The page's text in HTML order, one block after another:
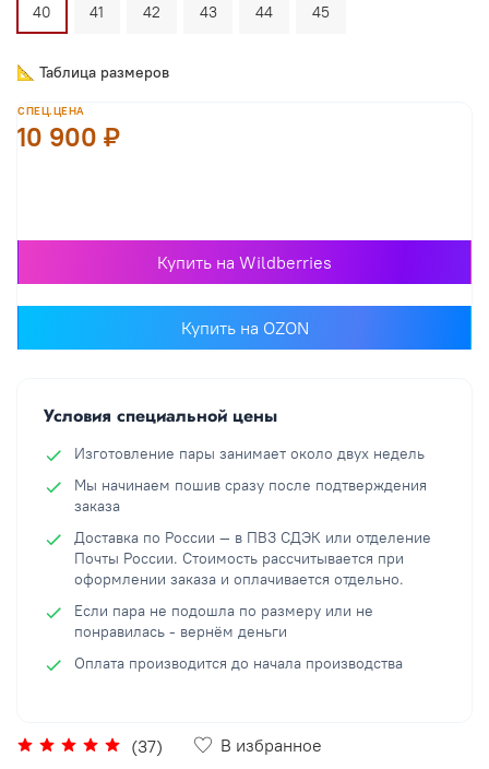
(37)
В избранное
40 41 42 43 44 45
📐 Таблица размеров
СПЕЦ.ЦЕНА
10 900 ₽
Купить на Wildberries
Купить на OZON
Условия специальной цены
Изготовление пары занимает около двух недель
Мы начинаем пошив сразу после подтверждения
заказа
Доставка по России — в ПВЗ СДЭК или отделение
Почты России. Стоимость рассчитывается при
оформлении заказа и оплачивается отдельно.
Если пара не подошла по размеру или не
понравилась - вернём деньги
Оплата производится до начала производства